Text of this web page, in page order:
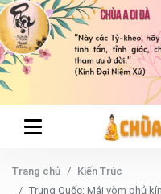
Trang chủ
Kiến Trúc
Trung Quốc: Mái vòm phủ